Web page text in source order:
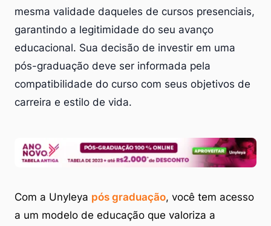
mesma validade daqueles de cursos presenciais,
garantindo a legitimidade do seu avanço
educacional. Sua decisão de investir em uma
pós-graduação deve ser informada pela
compatibilidade do curso com seus objetivos de
carreira e estilo de vida.
Com a Unyleya pós graduação, você tem acesso
a um modelo de educação que valoriza a